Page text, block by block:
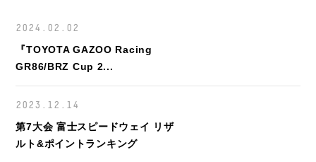
2024.02.02
『TOYOTA GAZOO Racing
GR86/BRZ Cup 2...
2023.12.14
第7大会 富士スピードウェイ リザ
ルト&ポイントランキング